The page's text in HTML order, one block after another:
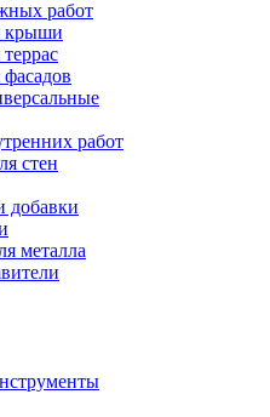
работ
крыши
работ
стен
добавки
металла